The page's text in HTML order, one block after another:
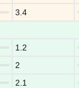
3.4
1.2
2
2.1